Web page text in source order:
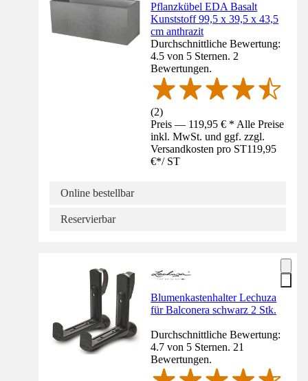
Pflanzkübel EDA Basalt
Kunststoff 99,5 x 39,5 x 43,5
cm anthrazit
Durchschnittliche Bewertung:
4.5 von 5 Sternen. 2
Bewertungen.
(2)
Preis — 119,95 € * Alle Preise
inkl. MwSt. und ggf. zzgl.
Versandkosten pro ST119,95
€*/ ST
Online bestellbar
Reservierbar
Blumenkastenhalter Lechuza
für Balconera schwarz 2 Stk.
Durchschnittliche Bewertung:
4.7 von 5 Sternen. 21
Bewertungen.